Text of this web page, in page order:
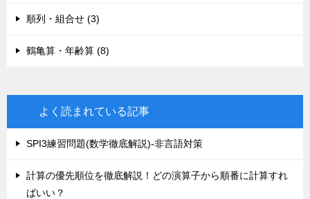
順列・組合せ (3)
鶴亀算・年齢算 (8)
よく読まれている記事
SPI3練習問題(数学徹底解説)-非言語対策
計算の優先順位を徹底解説！どの演算子から順番に計算すれ
ばいい？